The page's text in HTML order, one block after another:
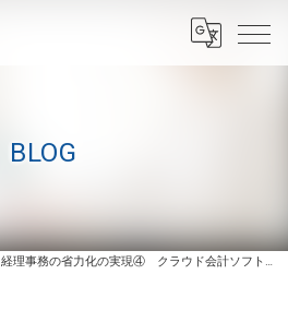
BLOG
経理事務の省力化の実現④ クラウド会計ソフト『ＦＸクラウドシリーズ』のここがすごい！【奈良県・田中智之税理士事務所】